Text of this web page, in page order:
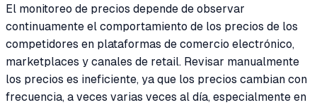
El monitoreo de precios depende de observar
continuamente el comportamiento de los precios de los
competidores en plataformas de comercio electrónico,
marketplaces y canales de retail. Revisar manualmente
los precios es ineficiente, ya que los precios cambian con
frecuencia, a veces varias veces al día, especialmente en